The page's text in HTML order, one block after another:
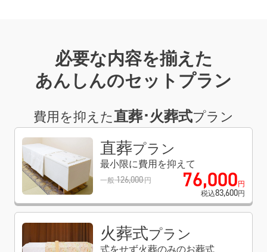
必要な内容を揃えた
あんしんのセットプラン
費用を抑えた 直葬･火葬式プラン
直葬プラン
最小限に費用を抑えて
一般126,000 円 76,000 円
税込83,600円
火葬式プラン
式をせず火葬のみのお葬式